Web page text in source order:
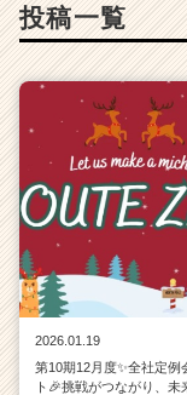
投稿一覧
2026.01.19
第10期12月度✨全社定例
ト🎉挑戦がつながり、未